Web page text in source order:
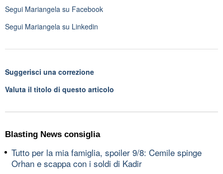
Segui Mariangela su Facebook
Segui Mariangela su Linkedin
Suggerisci una correzione
Valuta il titolo di questo articolo
Blasting News consiglia
Tutto per la mia famiglia, spoiler 9/8: Cemile spinge
Orhan e scappa con i soldi di Kadir